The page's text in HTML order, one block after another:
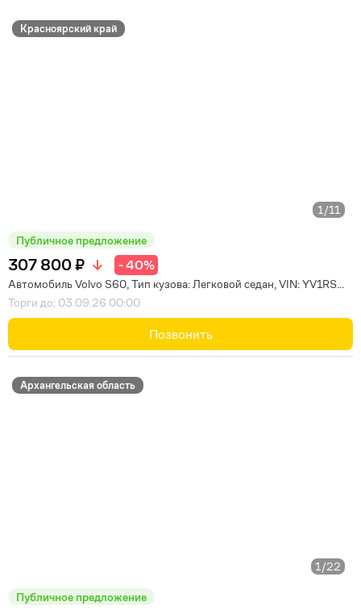
Красноярский край
1/11
Публичное предложение
307 800 ₽ - 40%
Автомобиль Volvo S60, Тип кузова: Легковой седан, VIN: YV1RS...
Торги до: 03.09.26 00:00
Позвонить
Архангельская область
1/22
Публичное предложение